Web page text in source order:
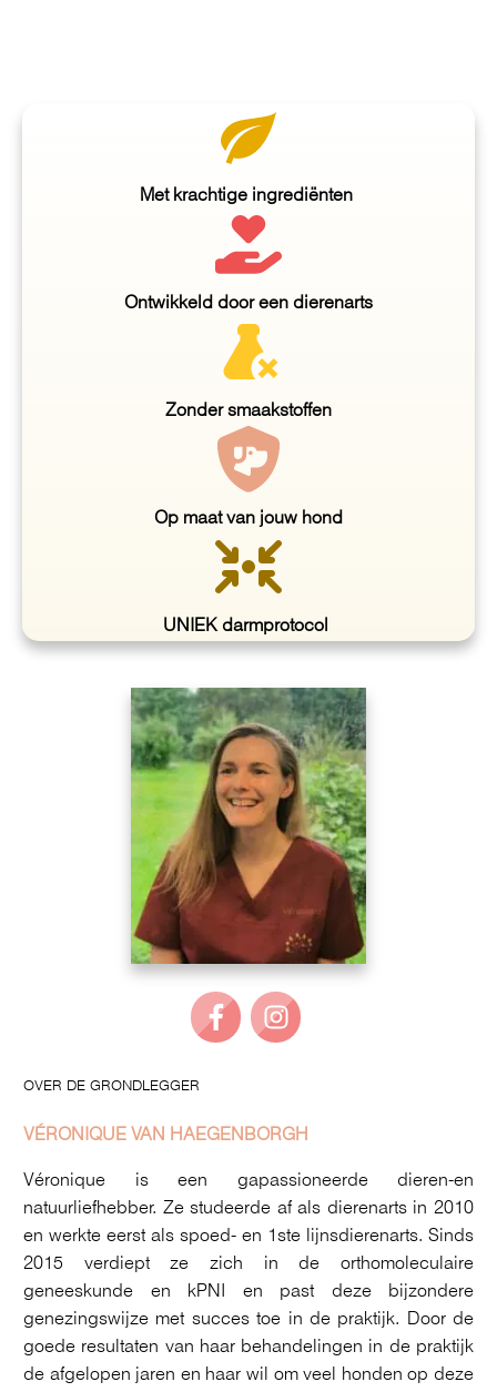
Met krachtige ingrediënten
Ontwikkeld door een dierenarts
Zonder smaakstoffen
Op maat van jouw hond
UNIEK darmprotocol
OVER DE GRONDLEGGER
VÉRONIQUE VAN HAEGENBORGH
Véronique is een gapassioneerde dieren-en
natuurliefhebber. Ze studeerde af als dierenarts in 2010
en werkte eerst als spoed- en 1ste lijnsdierenarts. Sinds
2015 verdiept ze zich in de orthomoleculaire
geneeskunde en kPNI en past deze bijzondere
genezingswijze met succes toe in de praktijk. Door de
goede resultaten van haar behandelingen in de praktijk
de afgelopen jaren en haar wil om veel honden op deze